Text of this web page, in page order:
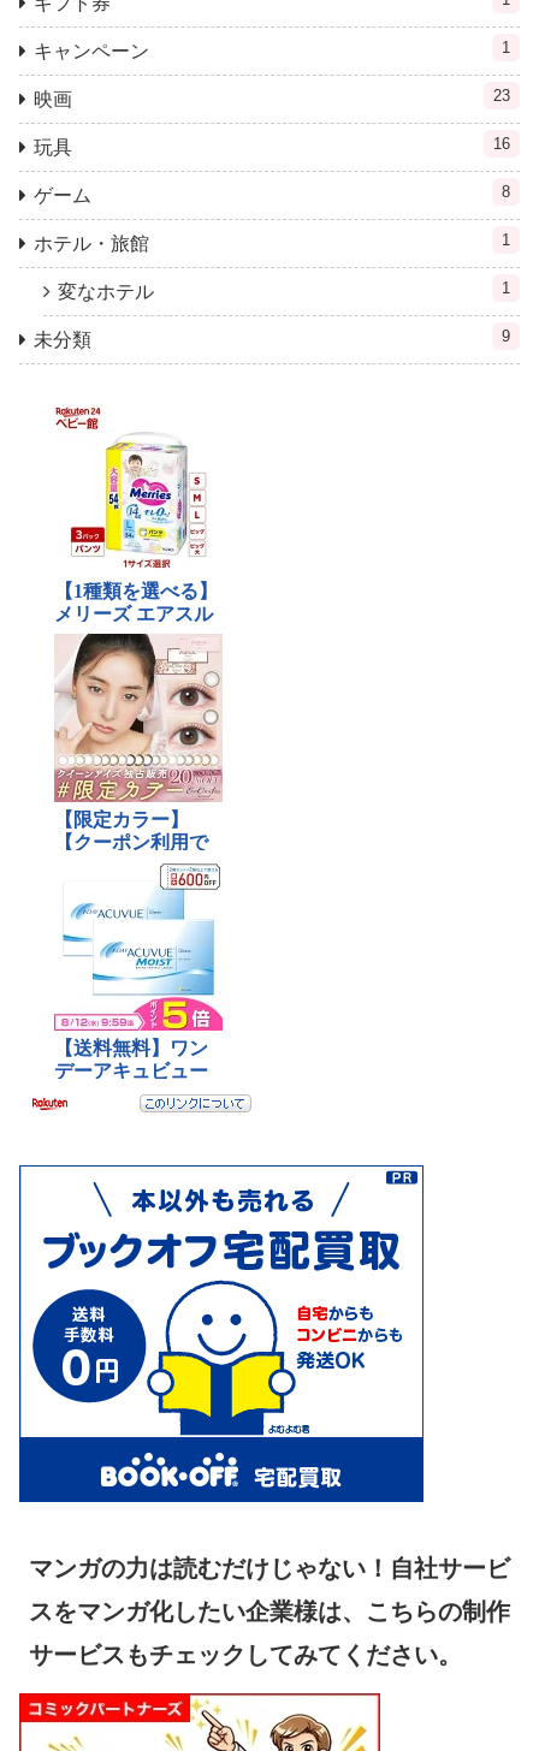
キャンペーン 1
映画 23
玩具 16
ゲーム 8
ホテル・旅館 1
変なホテル 1
未分類 9
マンガの力は読むだけじゃない！自社サービ
スをマンガ化したい企業様は、こちらの制作
サービスもチェックしてみてください。